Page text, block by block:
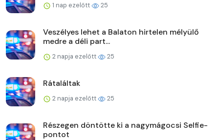
1 nap ezelőtt 25
Veszélyes lehet a Balaton hirtelen mélyülő
medre a déli part...
2 napja ezelőtt 25
Rátaláltak
2 napja ezelőtt 25
Részegen döntötte ki a nagymágocsi Selfie-
pontot